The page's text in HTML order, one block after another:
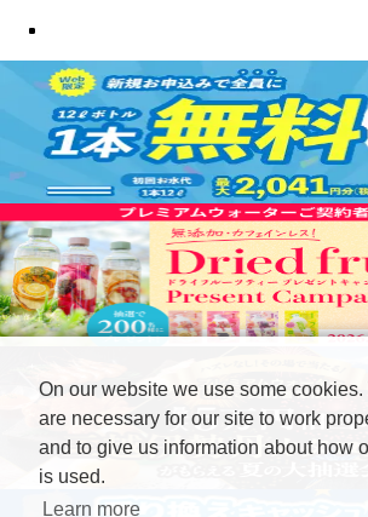
On our website we use some cookies.
are necessary for our site to work
and to give us information about how
is used.
Learn more